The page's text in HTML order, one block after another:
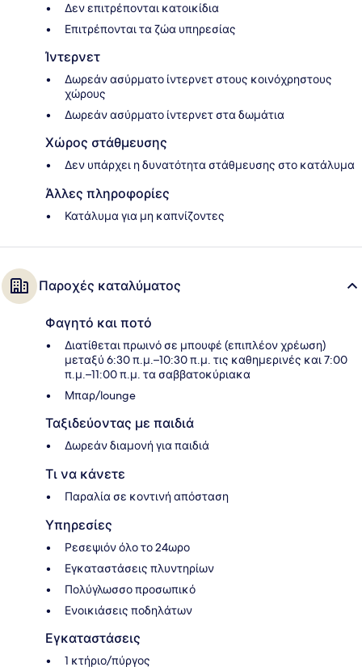
Δεν επιτρέπονται κατοικίδια
Επιτρέπονται τα ζώα υπηρεσίας
Ίντερνετ
Δωρεάν ασύρματο ίντερνετ στους κοινόχρηστους
χώρους
Δωρεάν ασύρματο ίντερνετ στα δωμάτια
Χώρος στάθμευσης
Δεν υπάρχει η δυνατότητα στάθμευσης στο κατάλυμα
Άλλες πληροφορίες
Κατάλυμα για μη καπνίζοντες
Παροχές καταλύματος
Φαγητό και ποτό
Διατίθεται πρωινό σε μπουφέ (επιπλέον χρέωση)
μεταξύ 6:30 π.μ.–10:30 π.μ. τις καθημερινές και 7:00
π.μ.–11:00 π.μ. τα σαββατοκύριακα
Μπαρ/lounge
Ταξιδεύοντας με παιδιά
Δωρεάν διαμονή για παιδιά
Τι να κάνετε
Παραλία σε κοντινή απόσταση
Υπηρεσίες
Ρεσεψιόν όλο το 24ωρο
Εγκαταστάσεις πλυντηρίων
Πολύγλωσσο προσωπικό
Ενοικιάσεις ποδηλάτων
Εγκαταστάσεις
1 κτήριο/πύργος